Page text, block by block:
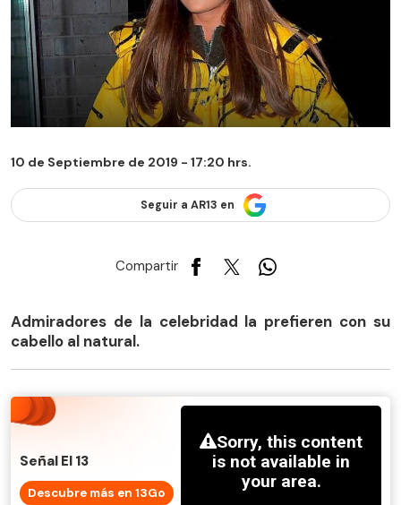
10 de Septiembre de 2019 - 17:20 hrs.
Seguir a AR13 en
Compartir
Admiradores de la celebridad la prefieren con su
cabello al natural.
Señal El 13
Descubre más en 13Go